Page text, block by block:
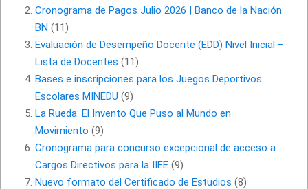
Cronograma de Pagos Julio 2026 | Banco de la Nación
BN (11)
Evaluación de Desempeño Docente (EDD) Nivel Inicial –
Lista de Docentes (11)
Bases e inscripciones para los Juegos Deportivos
Escolares MINEDU (9)
La Rueda: El Invento Que Puso al Mundo en
Movimiento (9)
Cronograma para concurso excepcional de acceso a
Cargos Directivos para la IIEE (9)
Nuevo formato del Certificado de Estudios (8)